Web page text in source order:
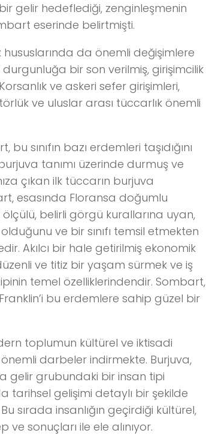
gelir hedeflediği, zenginleşmenin
eserinde belirtmişti.
hususlarında da önemli değişimlere
bir son verilmiş, girişimcilik
ve askeri sefer girişimleri,
ve uluslar arası tüccarlık önemli
bu sınıfın bazı erdemleri taşıdığını
tanımı üzerinde durmuş ve
çıkan ilk tüccarın burjuva
esasında Floransa doğumlu
belirli görgü kurallarına uyan,
ve bir sınıfı temsil etmekten
Akılcı bir hale getirilmiş ekonomik
ve titiz bir yaşam sürmek ve iş
temel özelliklerindendir. Sombart,
bu erdemlere sahip güzel bir
toplumun kültürel ve iktisadi
darbeler indirmekte. Burjuva,
gelir grubundaki bir insan tipi
tarihsel gelişimi detaylı bir şekilde
sırada insanlığın geçirdiği kültürel,
sonuçları ile ele alınıyor.